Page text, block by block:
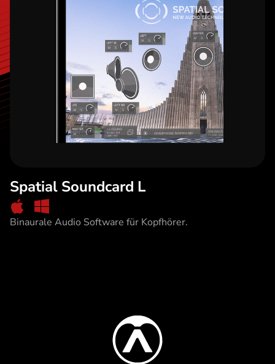
Spatial Soundcard L
mac Linkwindows Link
Binaurale Audio Software für Kopfhörer.
Entdecke Spatial Soundcard L
Austrian Audio